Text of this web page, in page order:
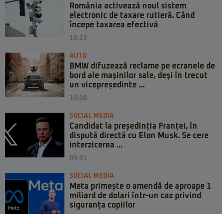
România activează noul sistem
electronic de taxare rutieră. Când
începe taxarea efectivă
10:12
AUTO
BMW difuzează reclame pe ecranele de
bord ale mașinilor sale, deși în trecut
un vicepreședinte ...
10:08
SOCIAL MEDIA
Candidat la președinția Franței, în
dispută directă cu Elon Musk. Se cere
interzicerea ...
09:31
SOCIAL MEDIA
Meta primește o amendă de aproape 1
miliard de dolari într-un caz privind
siguranța copiilor